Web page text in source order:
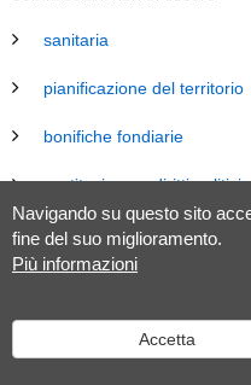
Navigando su questo sito
fine del suo miglioramento.
Più informazioni
Accetta
sanitaria
pianificazione del territorio
bonifiche fondiarie
costituzione e diritti politici
energia